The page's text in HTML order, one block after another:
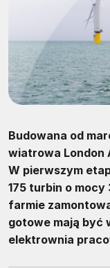
Budowana od
wiatrowa London
W pierwszym
175 turbin o
farmie
gotowe mają być
elektrownia